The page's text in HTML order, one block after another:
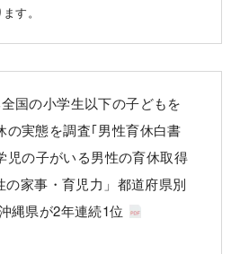
す。
国の小学生以下の子どもを
の実態を調査｢男性育休白書
児の子がいる男性の育休取得
家事・育児力」都道府県別
縄県が2年連続1位